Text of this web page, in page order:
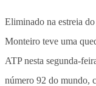
Eliminado na estreia
Monteiro teve uma
ATP nesta segunda-
número 92 do mundo,